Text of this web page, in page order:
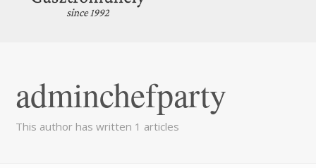
adminchefparty
This author has written 1 articles